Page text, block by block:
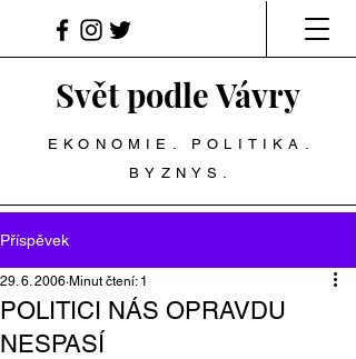
Svět podle Vávry
EKONOMIE. POLITIKA.
BYZNYS.
Příspěvek
POLITICI NÁS OPRAVDU
NESPASÍ
29. 6. 2006 Minut čtení: 1